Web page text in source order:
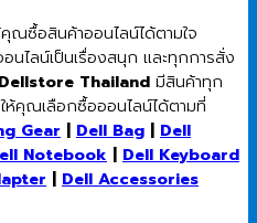
ณซื้อสินค้าออนไลน์ได้ตามใจ
ไลน์เป็นเรื่องสนุก และทุกการสั่ง
Dellstore Thailand มีสินค้าทุก
ห้คุณเลือกซื้อออนไลน์ได้ตามที่
Gear | Dell Bag | Dell
Notebook | Dell Keyboard
| Dell Accessories